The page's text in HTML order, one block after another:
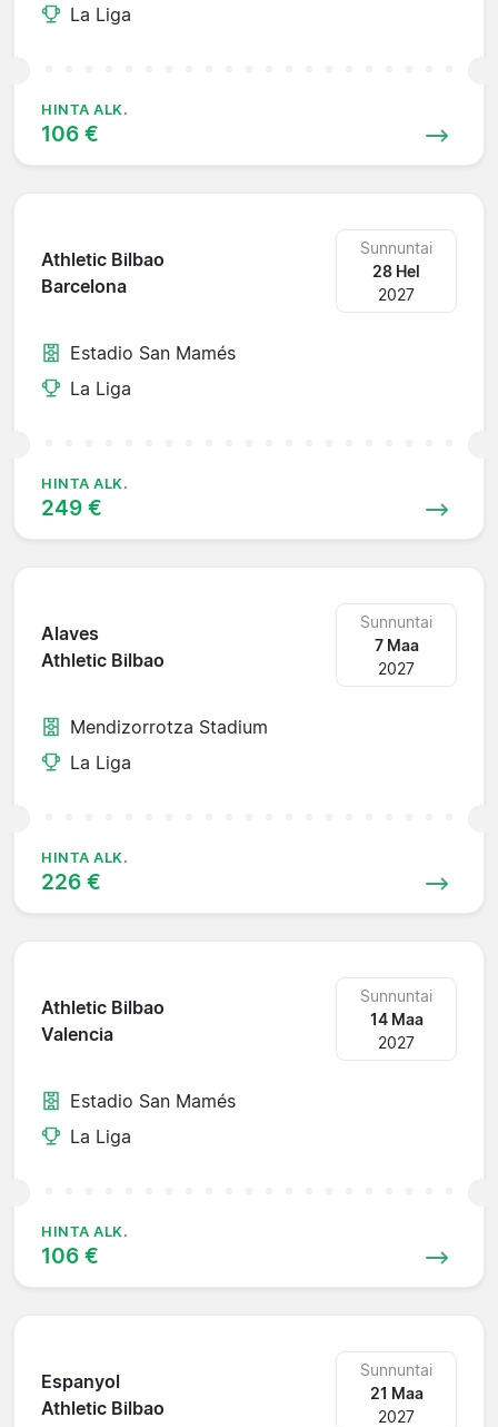
La Liga
HINTA ALK.
106 €
Athletic Bilbao
Barcelona
Sunnuntai
28 Hel
2027
Estadio San Mamés
La Liga
HINTA ALK.
249 €
Alaves
Athletic Bilbao
Sunnuntai
7 Maa
2027
Mendizorrotza Stadium
La Liga
HINTA ALK.
226 €
Athletic Bilbao
Valencia
Sunnuntai
14 Maa
2027
Estadio San Mamés
La Liga
HINTA ALK.
106 €
Espanyol
Athletic Bilbao
Sunnuntai
21 Maa
2027